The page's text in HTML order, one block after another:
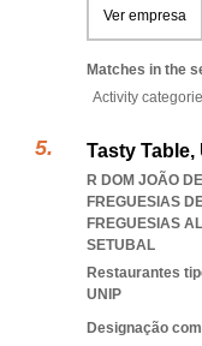
Ver empresa
Matches in the
Activity
Tasty
R DOM JOÃO
FREGUESIAS
FREGUESIAS
SETUBAL
Restaurantes
UNIP
Designação